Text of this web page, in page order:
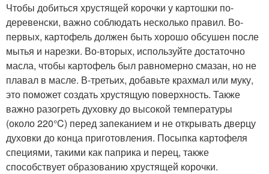
Чтобы добиться хрустящей корочки у картошки по-
деревенски, важно соблюдать несколько правил. Во-
первых, картофель должен быть хорошо обсушен после
мытья и нарезки. Во-вторых, используйте достаточно
масла, чтобы картофель был равномерно смазан, но не
плавал в масле. В-третьих, добавьте крахмал или муку,
это поможет создать хрустящую поверхность. Также
важно разогреть духовку до высокой температуры
(около 220°C) перед запеканием и не открывать дверцу
духовки до конца приготовления. Посыпка картофеля
специями, такими как паприка и перец, также
способствует образованию хрустящей корочки.